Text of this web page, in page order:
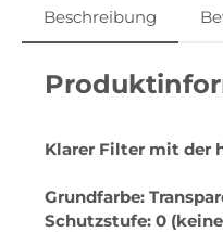
Beschreibung
Klarer Filter mit der
Grundfarbe:
Schutzstufe: 0